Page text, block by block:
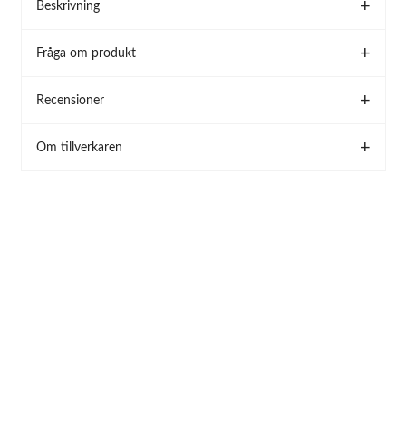
Beskrivning
Fråga om produkt
Recensioner
Om tillverkaren